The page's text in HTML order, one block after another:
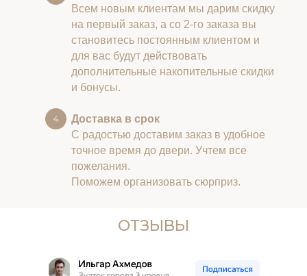
Всем новым клиентам мы дарим скидку
на первый заказ, а со 2-го заказа вы
становитесь постоянным клиентом и
для вас будут действовать
дополнительные накопительные скидки
и бонусы.
Доставка в срок
С радостью доставим заказ в удобное
точное время до двери. Учтем все
пожелания.
Поможем организовать сюрприз.
ОТЗЫВЫ